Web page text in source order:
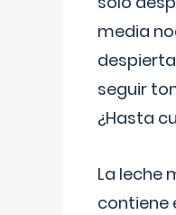
media
seguir
¿Hasta
La leche
contiene